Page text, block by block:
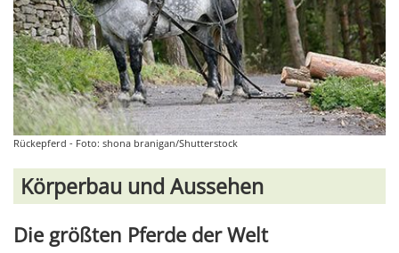
Rückepferd - Foto: shona branigan/Shutterstock
Körperbau und Aussehen
Die größten Pferde der Welt